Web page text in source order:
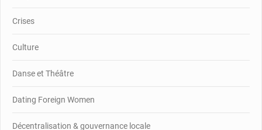
Crises
Culture
Danse et Théâtre
Dating Foreign Women
Décentralisation & gouvernance locale